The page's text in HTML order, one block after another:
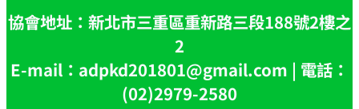
協會地址：新北市三重區重新路三段188號2樓之
2
E-mail：adpkd201801@gmail.com | 電話：
(02)2979-2580